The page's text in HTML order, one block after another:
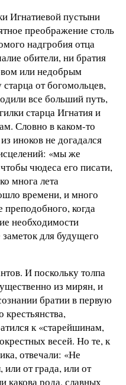
Игнатиевой пустыни
преображение столь
надгробия отца
обители, ни братия
или недобрым
от богомольцев,
все больший путь,
старца Игнатия и
Словно в каком-то
иноков не догадался
«мы же
чюдеса его писати,
многа лета
времени, и много
когда
необходимости
для будущего
И поскольку толпа
из мирян, и
братии в первую
к «старейшинам,
весей. Но те, к
отвечали: «Не
от града, или от
какова рода, славных